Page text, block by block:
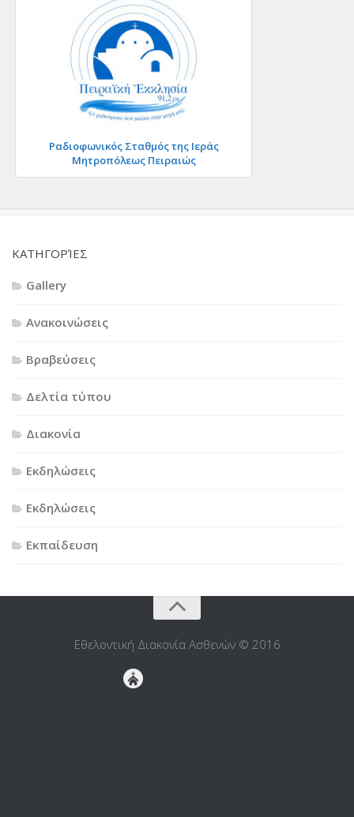
Ραδιοφωνικός Σταθμός της Ιεράς
Μητροπόλεως Πειραιώς
KΑΤΗΓΟΡΊΕΣ
Gallery
Ανακοινώσεις
Βραβεύσεις
Δελτία τύπου
Διακονία
Εκδηλώσεις
Εκδηλώσεις
Εκπαίδευση
Εθελοντική Διακονία Ασθενών © 2016